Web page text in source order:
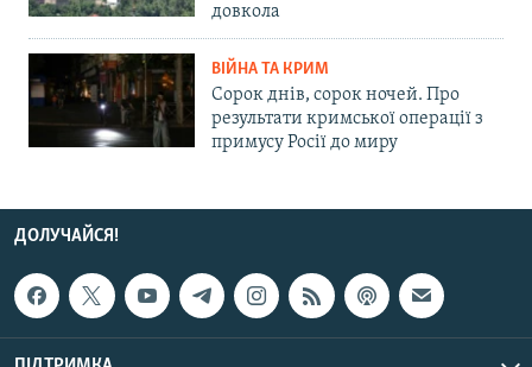
довкола
ВІЙНА ТА КРИМ
Сорок днів, сорок ночей. Про
результати кримської операції з
примусу Росії до миру
ДОЛУЧАЙСЯ!